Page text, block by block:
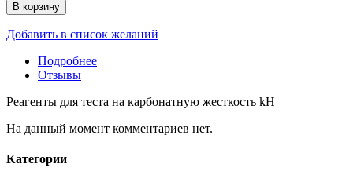
В корзину
Добавить в список желаний
Подробнее
Отзывы
Реагенты для теста на карбонатную жесткость kH
На данный момент комментариев нет.
Категории